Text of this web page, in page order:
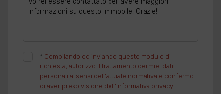
* Compilando ed inviando questo modulo di
richiesta, autorizzo il trattamento dei miei dati
personali ai sensi dell'attuale normativa e confermo
di aver preso visione dell'informativa privacy.